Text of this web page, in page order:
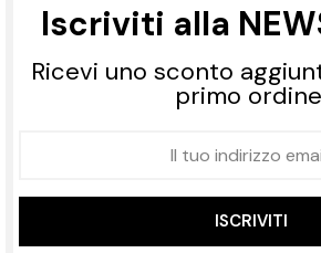
Iscriviti alla
Ricevi uno sconto
primo ordine
ISCRIVITI